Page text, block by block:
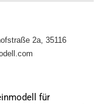
2a, 35116
für